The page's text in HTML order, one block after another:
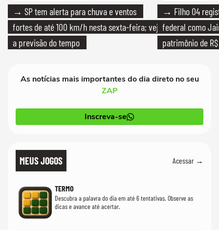
→ SP tem alerta para chuva e ventos
fortes de até 100 km/h nesta sexta-feira; veja
a previsão do tempo
→ Filho 04
federal como
patrimônio de
As notícias mais importantes do dia direto no seu
ZAP
Inscreva-se
MEUS JOGOS Acessar →
TERMO
Descubra a palavra do dia em até 6 tentativas. Observe as
dicas e avance até acertar.